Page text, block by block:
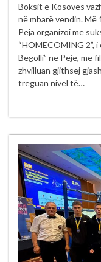
Boksit e Kosovës
në mbarë vendin. Më
Peja organizoi me
“HOMECOMING 2”,
Begolli” në Pejë, me
zhvilluan gjithsej
treguan nivel të…